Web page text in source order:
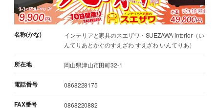
名称(かな)
インテリアと家具のスエザワ・SUEZAWA interior（い
んてりあとかぐのすえざわ すえざわ いんてりあ）
所在地 岡山県津山市田町32-1
電話番号 0868228175
FAX番号 0868220882